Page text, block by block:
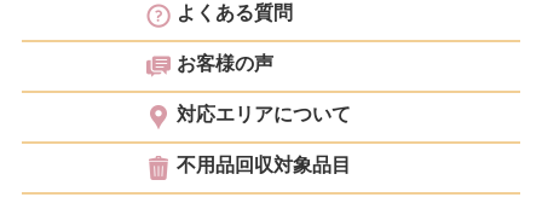
よくある質問
お客様の声
対応エリアについて
不用品回収対象品目